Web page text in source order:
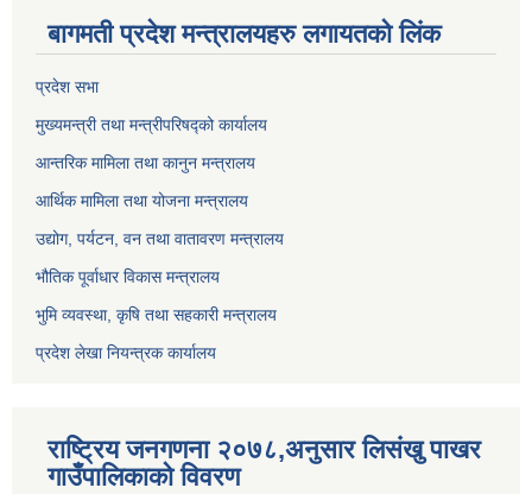
बागमती प्रदेश मन्त्रालयहरु लगायतको लिंक
प्रदेश सभा
मुख्यमन्त्री तथा मन्त्रीपरिषद्को कार्यालय
आन्तरिक मामिला तथा कानुन मन्त्रालय
आर्थिक मामिला तथा योजना मन्त्रालय
उद्योग, पर्यटन, वन तथा वातावरण मन्त्रालय
भौतिक पूर्वाधार विकास मन्त्रालय
भुमि व्यवस्था, कृषि तथा सहकारी मन्त्रालय
प्रदेश लेखा नियन्त्रक कार्यालय
राष्ट्रिय जनगणना २०७८,अनुसार लिसंखु पाखर
गाउँपालिकाको विवरण